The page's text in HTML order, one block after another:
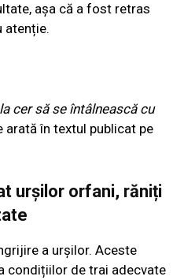
așa că a fost retras
atenție.
cer să se întâlnească cu
arată în textul publicat pe
urșilor orfani, răniți
a urșilor. Aceste
condițiilor de trai adecvate